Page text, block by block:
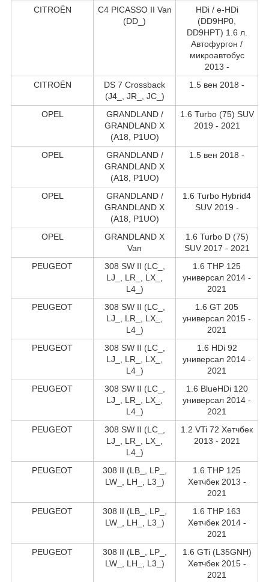
CITROËN
C4 PICASSO II Van
(DD_)
HDi / e-HDi
(DD9HP0,
DD9HPT) 1.6 л.
Автофургон /
микроавтобус
2013 -
CITROËN
DS 7 Crossback
(J4_, JR_, JC_)
1.5 вен 2018 -
OPEL
GRANDLAND /
GRANDLAND X
(A18, P1UO)
1.6 Turbo (75) SUV
2019 - 2021
OPEL
GRANDLAND /
GRANDLAND X
(A18, P1UO)
1.5 вен 2018 -
OPEL
GRANDLAND /
GRANDLAND X
(A18, P1UO)
1.6 Turbo Hybrid4
SUV 2019 -
OPEL
GRANDLAND X
Van
1.6 Turbo D (75)
SUV 2017 - 2021
PEUGEOT
308 SW II (LC_,
LJ_, LR_, LX_,
L4_)
1.6 THP 125
универсал 2014 -
2021
PEUGEOT
308 SW II (LC_,
LJ_, LR_, LX_,
L4_)
1.6 GT 205
универсал 2015 -
2021
PEUGEOT
308 SW II (LC_,
LJ_, LR_, LX_,
L4_)
1.6 HDi 92
универсал 2014 -
2021
PEUGEOT
308 SW II (LC_,
LJ_, LR_, LX_,
L4_)
1.6 BlueHDi 120
универсал 2014 -
2021
PEUGEOT
308 SW II (LC_,
LJ_, LR_, LX_,
L4_)
1.2 VTi 72 Хетчбек
2013 - 2021
PEUGEOT
308 II (LB_, LP_,
LW_, LH_, L3_)
1.6 THP 125
Хетчбек 2013 -
2021
PEUGEOT
308 II (LB_, LP_,
LW_, LH_, L3_)
1.6 THP 163
Хетчбек 2014 -
2021
PEUGEOT
308 II (LB_, LP_,
LW_, LH_, L3_)
1.6 GTi (L35GNH)
Хетчбек 2015 -
2021